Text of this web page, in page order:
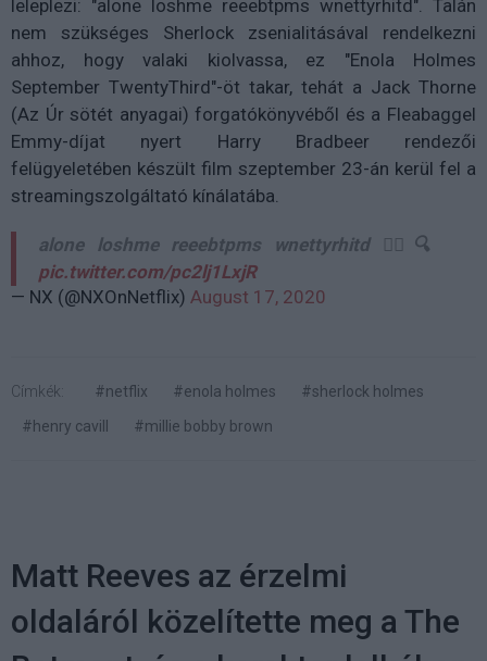
leleplezi: "alone loshme reeebtpms wnettyrhitd". Talán
nem szükséges Sherlock zsenialitásával rendelkezni
ahhoz, hogy valaki kiolvassa, ez "Enola Holmes
September TwentyThird"-öt takar, tehát a Jack Thorne
(Az Úr sötét anyagai) forgatókönyvéből és a Fleabaggel
Emmy-díjat nyert Harry Bradbeer rendezői
felügyeletében készült film szeptember 23-án kerül fel a
streamingszolgáltató kínálatába.
alone loshme reeebtpms wnettyrhitd 🕵️‍♀️🔍
pic.twitter.com/pc2lj1LxjR
— NX (@NXOnNetflix) August 17, 2020
Címkék: #netflix #enola holmes
#sherlock holmes
#henry cavill
#millie bobby brown
Matt Reeves az érzelmi
oldaláról közelítette meg a The